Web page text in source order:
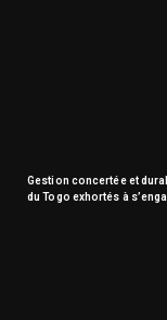
Gestion concertée et
du Togo exhortés à